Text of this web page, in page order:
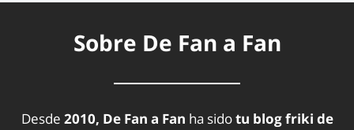
Sobre De Fan a Fan
Desde 2010, De Fan a Fan ha sidotu blog friki de